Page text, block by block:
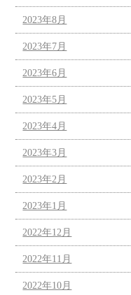
2023年8月
2023年7月
2023年6月
2023年5月
2023年4月
2023年3月
2023年2月
2023年1月
2022年12月
2022年11月
2022年10月